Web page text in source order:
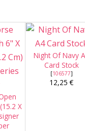
X
Night Of Navy
Card Stock
[106577]
12,25 €